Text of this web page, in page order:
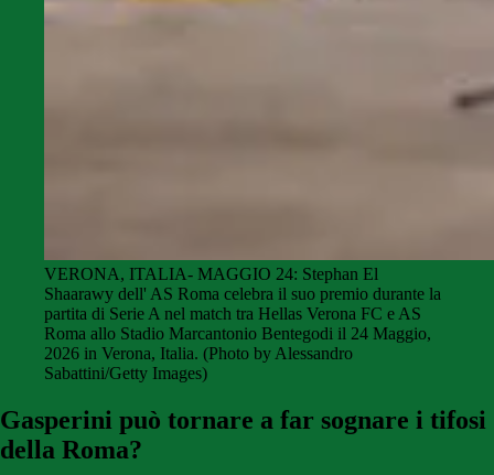
VERONA, ITALIA- MAGGIO 24: Stephan El
Shaarawy dell' AS Roma celebra il suo premio durante la
partita di Serie A nel match tra Hellas Verona FC e AS
Roma allo Stadio Marcantonio Bentegodi il 24 Maggio,
2026 in Verona, Italia. (Photo by Alessandro
Sabattini/Getty Images)
Gasperini può tornare a far sognare i tifosi
della Roma?